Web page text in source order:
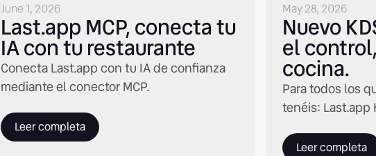
June 1, 2026
Last.app MCP, conecta tu
IA con tu restaurante
Conecta Last.app con tu IA de confianza
mediante el conector MCP.
Leer completa
May 28, 2026
Nuevo
el
cocina.
Para todos los
tenéis: Last.app
Leer completa